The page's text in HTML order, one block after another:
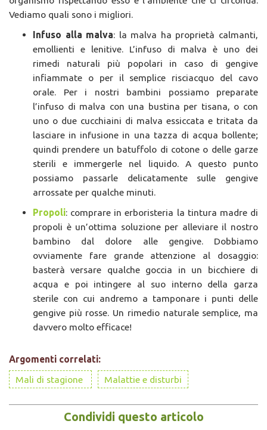
Vediamo quali sono i migliori.
Infuso alla malva: la malva ha proprietà calmanti,
emollienti e lenitive. L’infuso di malva è uno dei
rimedi naturali più popolari in caso di gengive
infiammate o per il semplice risciacquo del cavo
orale. Per i nostri bambini possiamo preparate
l’infuso di malva con una bustina per tisana, o con
uno o due cucchiaini di malva essiccata e tritata da
lasciare in infusione in una tazza di acqua bollente;
quindi prendere un batuffolo di cotone o delle garze
sterili e immergerle nel liquido. A questo punto
possiamo passarle delicatamente sulle gengive
arrossate per qualche minuti.
Propoli: comprare in erboristeria la tintura madre di
propoli è un’ottima soluzione per alleviare il nostro
bambino dal dolore alle gengive. Dobbiamo
ovviamente fare grande attenzione al dosaggio:
basterà versare qualche goccia in un bicchiere di
acqua e poi intingere al suo interno della garza
sterile con cui andremo a tamponare i punti delle
gengive più rosse. Un rimedio naturale semplice, ma
davvero molto efficace!
Argomenti correlati:
Mali di stagione
Malattie e disturbi
Condividi questo articolo